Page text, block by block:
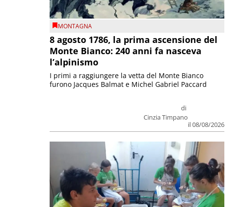
MONTAGNA
8 agosto 1786, la prima ascensione del
Monte Bianco: 240 anni fa nasceva
l’alpinismo
di
Cinzia Timpano
il 08/08/2026
I primi a raggiungere la vetta del Monte Bianco
furono Jacques Balmat e Michel Gabriel Paccard